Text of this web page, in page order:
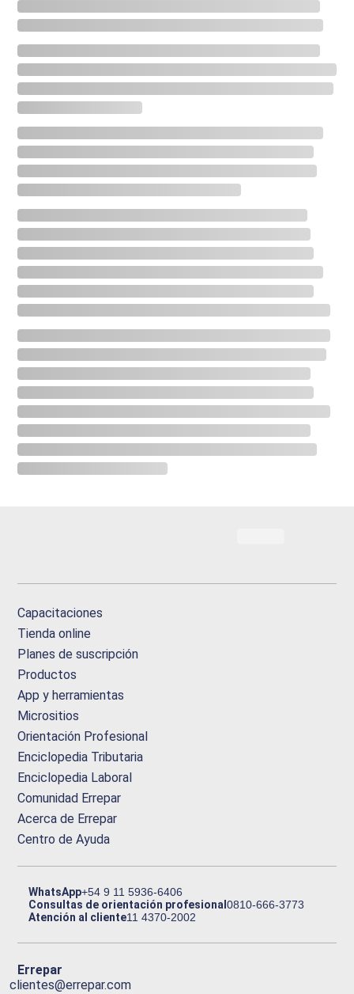
Capacitaciones
Tienda online
Planes de suscripción
Productos
App y herramientas
Micrositios
Orientación Profesional
Enciclopedia Tributaria
Enciclopedia Laboral
Comunidad Errepar
Acerca de Errepar
Centro de Ayuda
WhatsApp+54 9 11 5936-6406
Consultas de orientación profesional0810-666-3773
Atención al cliente11 4370-2002
Errepar
clientes@errepar.com